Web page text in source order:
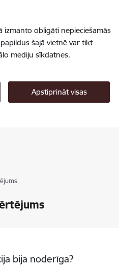
izmanto obligāti nepieciešamās
šajā vietnē var tikt
mediju sīkdatnes.
Apstiprināt visas
bija noderīga?